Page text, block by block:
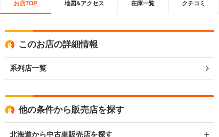
お店TOP 地図&アクセス 在庫一覧 クチコミ
このお店の詳細情報
系列店一覧
他の条件から販売店を探す
北海道から中古車販売店を探す